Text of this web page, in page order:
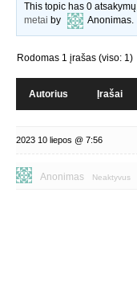
This topic has 0
metai by Anonimas.
Rodomas 1 įrašas (viso: 1)
Autorius Įrašai
2023 10 liepos @ 7:56
Anonimas Neaktyvus